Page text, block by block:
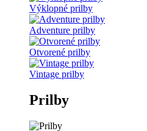
Výklopné prilby
Adventure prilby
Otvorené prilby
Vintage prilby
Prilby